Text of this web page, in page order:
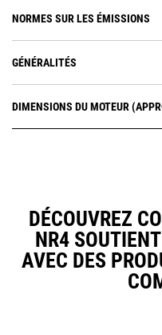
NORMES SUR LES ÉMISSIONS
GÉNÉRALITÉS
DIMENSIONS DU MOTEUR
DÉCOUVREZ
NR4
AVEC DES